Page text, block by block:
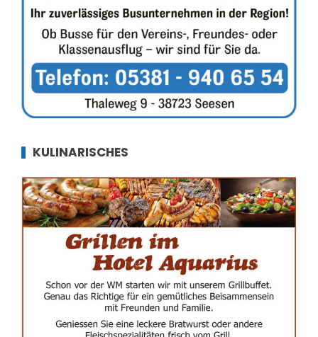
KULINARISCHES